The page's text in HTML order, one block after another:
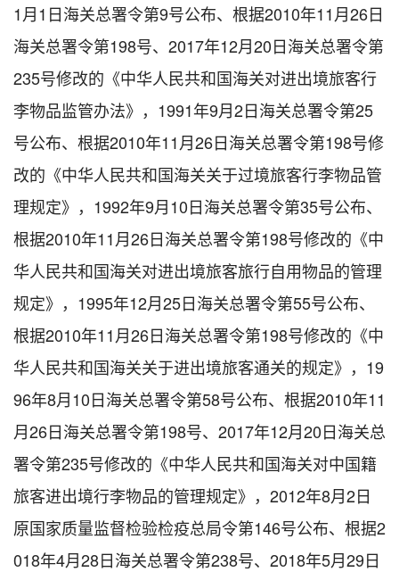
1月1日海关总署令第9号公布、根据2010年11月26日
海关总署令第198号、2017年12月20日海关总署令第
235号修改的《中华人民共和国海关对进出境旅客行
李物品监管办法》，1991年9月2日海关总署令第25
号公布、根据2010年11月26日海关总署令第198号修
改的《中华人民共和国海关关于过境旅客行李物品管
理规定》，1992年9月10日海关总署令第35号公布、
根据2010年11月26日海关总署令第198号修改的《中
华人民共和国海关对进出境旅客旅行自用物品的管理
规定》，1995年12月25日海关总署令第55号公布、
根据2010年11月26日海关总署令第198号修改的《中
华人民共和国海关关于进出境旅客通关的规定》，19
96年8月10日海关总署令第58号公布、根据2010年11
月26日海关总署令第198号、2017年12月20日海关总
署令第235号修改的《中华人民共和国海关对中国籍
旅客进出境行李物品的管理规定》，2012年8月2日
原国家质量监督检验检疫总局令第146号公布、根据2
018年4月28日海关总署令第238号、2018年5月29日